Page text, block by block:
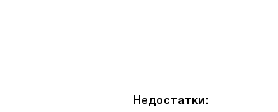
Недостатки: